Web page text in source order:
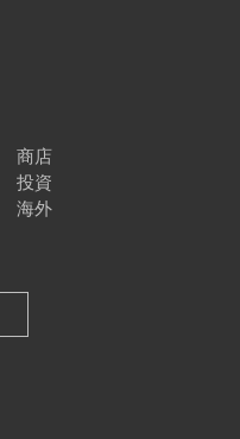
商店
投資
海外